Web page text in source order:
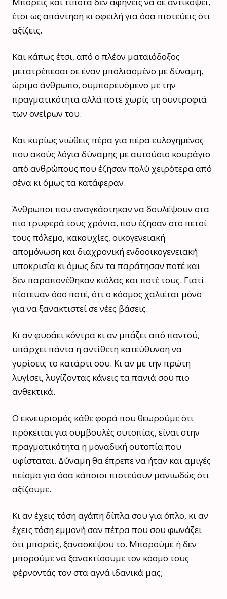
έτσι ως απάντηση κι οφειλή για όσα πιστεύεις ότι
αξίζεις.
Και κάπως έτσι, από ο πλέον ματαιόδοξος
μετατρέπεσαι σε έναν μπολιασμένο με δύναμη,
ώριμο άνθρωπο, συμπορευόμενο με την
πραγματικότητα αλλά ποτέ χωρίς τη συντροφιά
των ονείρων του.
Και κυρίως νιώθεις πέρα για πέρα ευλογημένος
που ακούς λόγια δύναμης με αυτούσιο κουράγιο
από ανθρώπους που έζησαν πολύ χειρότερα από
σένα κι όμως τα κατάφεραν.
Άνθρωποι που αναγκάστηκαν να δουλέψουν στα
πιο τρυφερά τους χρόνια, που έζησαν στο πετσί
τους πόλεμο, κακουχίες, οικογενειακή
απομόνωση και διαχρονική ενδοοικογενειακή
υποκρισία κι όμως δεν τα παράτησαν ποτέ και
δεν παραπονέθηκαν κιόλας και ποτέ τους. Γιατί
πίστευαν όσο ποτέ, ότι ο κόσμος χαλιέται μόνο
για να ξανακτιστεί σε νέες βάσεις.
Κι αν φυσάει κόντρα κι αν μπάζει από παντού,
υπάρχει πάντα η αντίθετη κατεύθυνση να
γυρίσεις το κατάρτι σου. Κι αν με την πρώτη
λυγίσει, λυγίζοντας κάνεις τα πανιά σου πιο
ανθεκτικά.
Ο εκνευρισμός κάθε φορά που θεωρούμε ότι
πρόκειται για συμβουλές ουτοπίας, είναι στην
πραγματικότητα η μοναδική ουτοπία που
υφίσταται. Δύναμη θα έπρεπε να ήταν και αμιγές
πείσμα για όσα κάποιοι πιστεύουν μανιωδώς ότι
αξίζουμε.
Κι αν έχεις τόση αγάπη δίπλα σου για όπλο, κι αν
έχεις τόση εμμονή σαν πέτρα που σου φωνάζει
ότι μπορείς, ξανασκέψου το. Μπορούμε ή δεν
μπορούμε να ξανακτίσουμε τον κόσμο τους
φέρνοντάς τον στα αγνά ιδανικά μας;